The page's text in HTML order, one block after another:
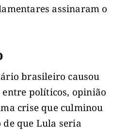
assinaram o
brasileiro causou
políticos, opinião
crise que culminou
de que Lula seria